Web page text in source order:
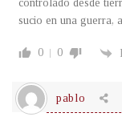
controlado desde
sucio en una guerra,
0 0
pablo